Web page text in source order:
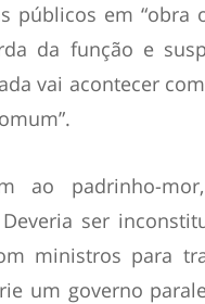
públicos em “obra
da função e
vai acontecer
ao padrinho-
ser
ministros para
um governo